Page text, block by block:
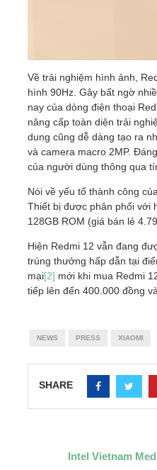
Về trải nghiệm hình ảnh,
hình 90Hz. Gây bất ngờ
nay của dòng điện thoại
nâng cấp toàn diện trải
dung cũng dễ dàng tạo ra
và camera macro 2MP.
của người dùng thông qua
Nói về yếu tố thành công
Thiết bị được phân phối với
128GB ROM (giá bán lẻ
Hiện Redmi 12 vẫn đang
trúng thưởng hấp dẫn tại
mại[2] mới khi mua Redmi
tiếp lên đến 400.000 đồng
NEWS PRESS XIAOMI
SHARE
Intel Vietnam